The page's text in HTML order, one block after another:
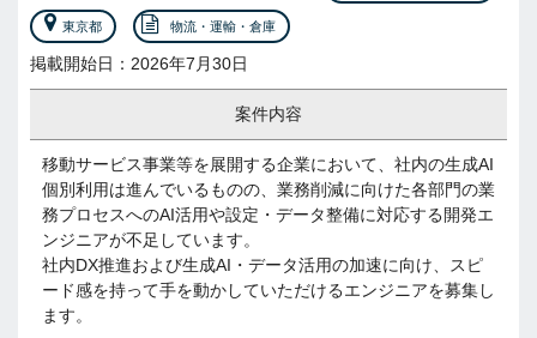
東京都 物流・運輸・倉庫
掲載開始日：2026年7月30日
案件内容
移動サービス事業等を展開する企業において、社内の生成AI
個別利用は進んでいるものの、業務削減に向けた各部門の業
務プロセスへのAI活用や設定・データ整備に対応する開発エ
ンジニアが不足しています。
社内DX推進および生成AI・データ活用の加速に向け、スピ
ード感を持って手を動かしていただけるエンジニアを募集し
ます。